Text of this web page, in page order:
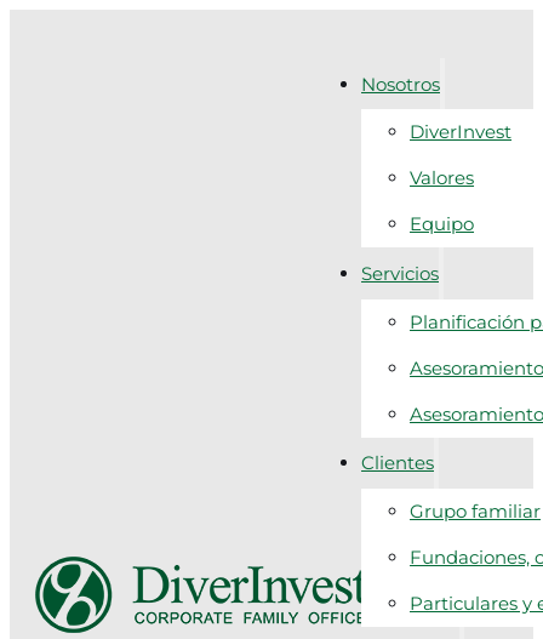
Nosotros
DiverInvest
Valores
Equipo
Servicios
Planificación
Clientes
Grupo familiar
Fundaciones,
Particulares y